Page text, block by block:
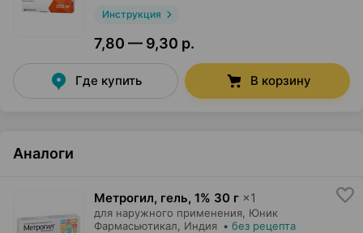
Инструкция
7,80 — 9,30 р.
Где купить В корзину
Аналоги
Метрогил, гель, 1% 30 г ×1
для наружного применения, Юник
Фармасьютикал , Индия • без рецепта